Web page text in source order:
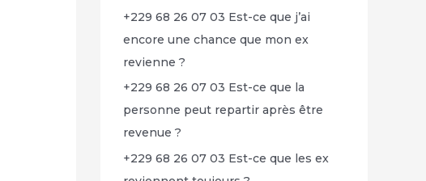
+229 68 26 07 03 Est-ce que j’ai
encore une chance que mon ex
revienne ?
+229 68 26 07 03 Est-ce que la
personne peut repartir après être
revenue ?
+229 68 26 07 03 Est-ce que les ex